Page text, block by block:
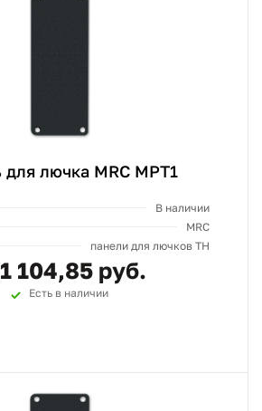
лючка MRC MPT1
В наличии
MRC
панели для лючков TH
104,85 руб.
Есть в наличии